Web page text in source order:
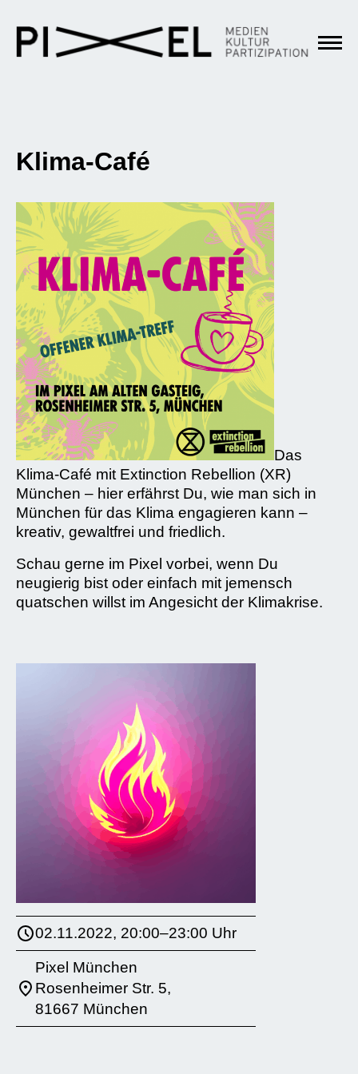
Klima-Café
Das
Klima-Café mit Extinction Rebellion (XR)
München – hier erfährst Du, wie man sich in
München für das Klima engagieren kann –
kreativ, gewaltfrei und friedlich.
Schau gerne im Pixel vorbei, wenn Du
neugierig bist oder einfach mit jemensch
quatschen willst im Angesicht der Klimakrise.
02.11.2022, 20:00–23:00 Uhr
Pixel München
Rosenheimer Str. 5,
81667 München